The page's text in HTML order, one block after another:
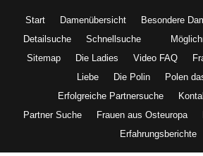
Start Damenübersicht Besondere
Detailsuche
Schnellsuche
Sitemap
Die Ladies Video FAQ
Liebe
Die Polin
Polen
Erfolgreiche Partnersuche
Partner Suche
Frauen aus Osteuropa
Erfahrungsberichte